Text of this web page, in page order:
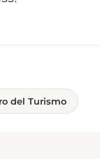
del Turismo